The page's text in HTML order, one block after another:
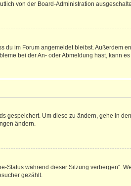
von der Board-Administration
du im Forum angemeldet bleibst. Außerdem
bei der An- oder Abmeldung hast, kann
Um diese zu ändern, gehe in
ändern.
während dieser Sitzung verbergen“.
gezählt.